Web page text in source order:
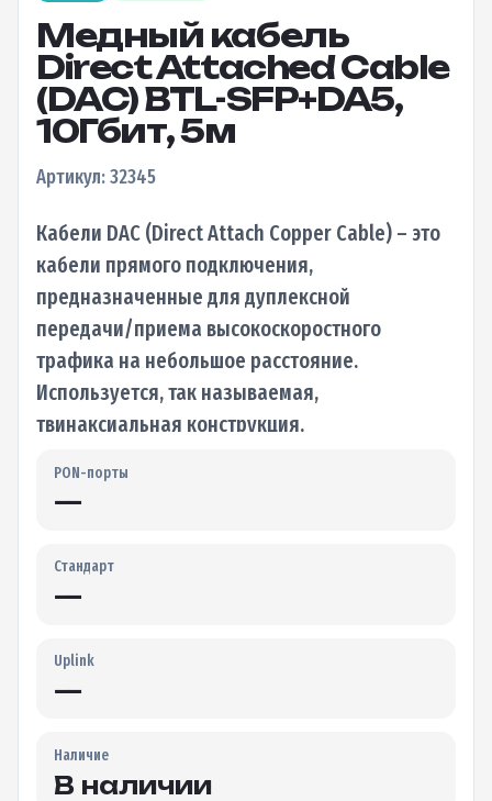
Медный кабель
Direct Attached Cable
(DAC) BTL-SFP+DA5,
10Гбит, 5м
Артикул: 32345
Кабели DAC (Direct Attach Copper Cable) – это
кабели прямого подключения,
предназначенные для дуплексной
передачи/приема высокоскоростного
трафика на небольшое расстояние.
Используется, так называемая,
твинаксиальная конструкция,
медных жил, защищенных общим экраном.…
PON-порты
—
Стандарт
—
Uplink
—
Наличие
В наличии